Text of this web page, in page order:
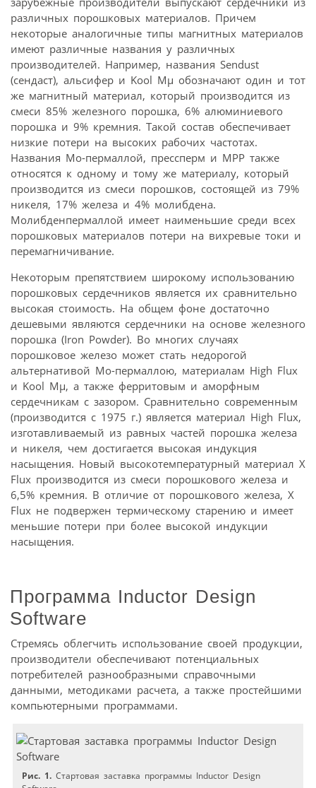
различных порошковых материалов. Причем
некоторые аналогичные типы магнитных материалов
имеют различные названия у различных
производителей. Например, названия Sendust
(сендаст), альсифер и Kool Mμ обозначают один и тот
же магнитный материал, который производится из
смеси 85% железного порошка, 6% алюминиевого
порошка и 9% кремния. Такой состав обеспечивает
низкие потери на высоких рабочих частотах.
Названия Мо-пермаллой, прессперм и MPP также
относятся к одному и тому же материалу, который
производится из смеси порошков, состоящей из 79%
никеля, 17% железа и 4% молибдена.
Молибденпермаллой имеет наименьшие среди всех
порошковых материалов потери на вихревые токи и
перемагничивание.
Некоторым препятствием широкому использованию
порошковых сердечников является их сравнительно
высокая стоимость. На общем фоне достаточно
дешевыми являются сердечники на основе железного
порошка (Iron Powder). Во многих случаях
порошковое железо может стать недорогой
альтернативой Мо-пермаллою, материалам High Flux
и Kool Mμ, а также ферритовым и аморфным
сердечникам с зазором. Сравнительно современным
(производится с 1975 г.) является материал High Flux,
изготавливаемый из равных частей порошка железа
и никеля, чем достигается высокая индукция
насыщения. Новый высокотемпературный материал X
Flux производится из смеси порошкового железа и
6,5% кремния. В отличие от порошкового железа, X
Flux не подвержен термическому старению и имеет
меньшие потери при более высокой индукции
насыщения.
Программа Inductor Design
Software
Стремясь облегчить использование своей продукции,
производители обеспечивают потенциальных
потребителей разнообразными справочными
данными, методиками расчета, а также простейшими
компьютерными программами.
Рис. 1. Стартовая заставка программы Inductor Design